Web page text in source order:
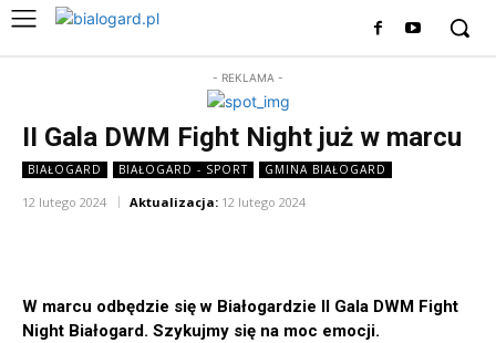
- REKLAMA -
II Gala DWM Fight Night już w marcu
BIAŁOGARD BIAŁOGARD - SPORT GMINA BIAŁOGARD
12 lutego 2024 Aktualizacja: 12 lutego 2024
W marcu odbędzie się w Białogardzie II Gala DWM Fight
Night Białogard. Szykujmy się na moc emocji.